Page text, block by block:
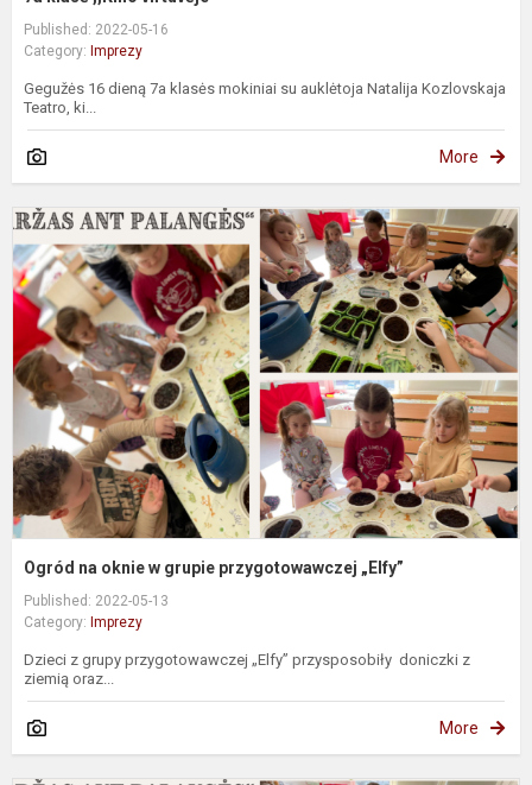
Published: 2022-05-16
Category: Imprezy
Gegužės 16 dieną 7a klasės mokiniai su auklėtoja Natalija Kozlovskaja
Teatro, ki...
More
Ogród na oknie w grupie przygotowawczej „Elfy”
Published: 2022-05-13
Category: Imprezy
Dzieci z grupy przygotowawczej „Elfy” przysposobiły doniczki z
ziemią oraz...
More